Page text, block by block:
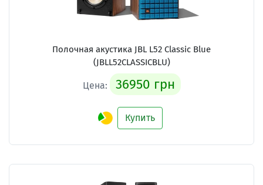
Полочная акустика JBL L52 Classic Blue
(JBLL52CLASSICBLU)
Цена: 36950 грн
Купить